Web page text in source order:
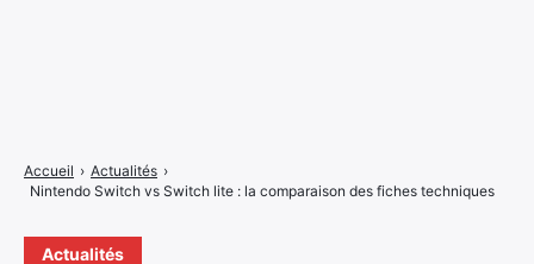
Actualités
Accueil › Actualités ›
Nintendo Switch vs Switch lite : la comparaison des fiches techniques